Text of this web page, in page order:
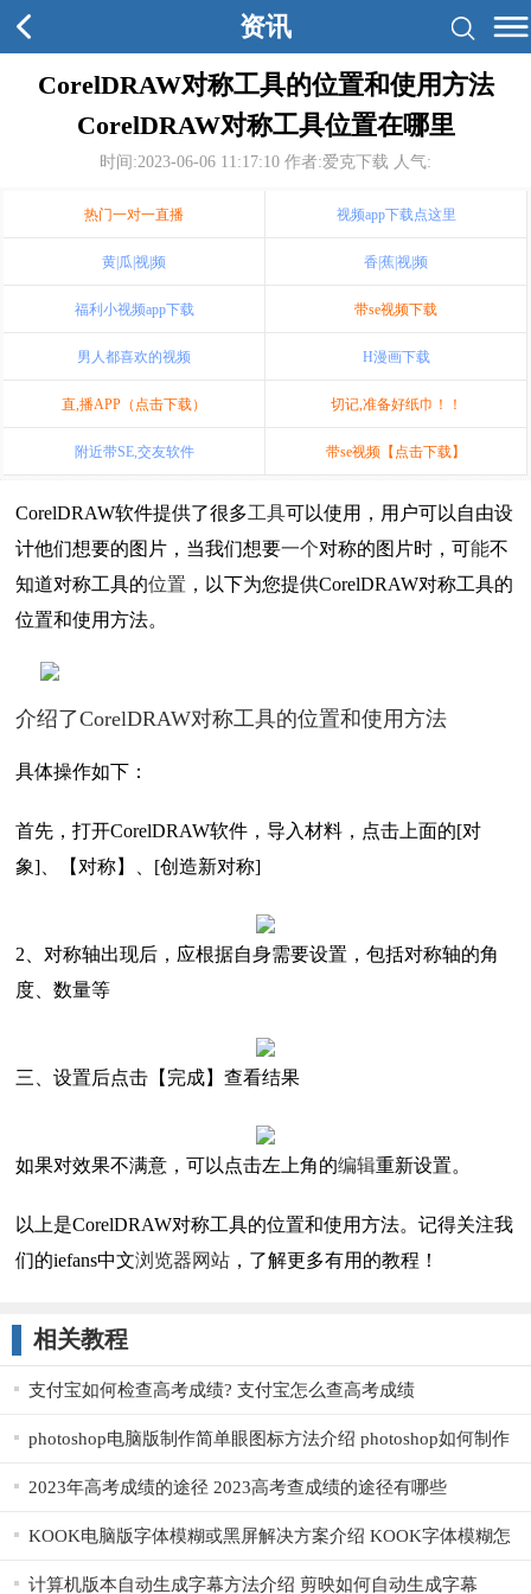
资讯
CorelDRAW对称工具的位置和使用方法
CorelDRAW对称工具位置在哪里
时间:2023-06-06 11:17:10 作者:爱克下载 人气:
热门一对一直播 视频app下载点这里
黄|瓜|视|频 香|蕉|视|频
福利小视频app下载 带se视频下载
男人都喜欢的视频 H漫画下载
直,播APP（点击下载） 切记,准备好纸巾！！
附近带SE,交友软件 带se视频【点击下载】
CorelDRAW软件提供了很多工具可以使用，用户可以自由设
计他们想要的图片，当我们想要一个对称的图片时，可能不
知道对称工具的位置 ，以下为您提供CorelDRAW对称工具的
位置和使用方法。
介绍了CorelDRAW对称工具的位置和使用方法
具体操作如下：
首先，打开CorelDRAW软件，导入材料，点击上面的[对
象]、【对称】、[创造新对称]
2、对称轴出现后，应根据自身需要设置，包括对称轴的角
度、数量等
三、设置后点击【完成】查看结果
如果对效果不满意，可以点击左上角的编辑重新设置。
以上是CorelDRAW对称工具的位置和使用方法。记得关注我
们的iefans中文浏览器网站 ，了解更多有用的教程！
相关教程
支付宝如何检查高考成绩? 支付宝怎么查高考成绩
photoshop电脑版制作简单眼图标方法介绍 photoshop如何制作
2023年高考成绩的途径 2023高考查成绩的途径有哪些
KOOK电脑版字体模糊或黑屏解决方案介绍 KOOK字体模糊怎
计算机版本自动生成字幕方法介绍 剪映如何自动生成字幕